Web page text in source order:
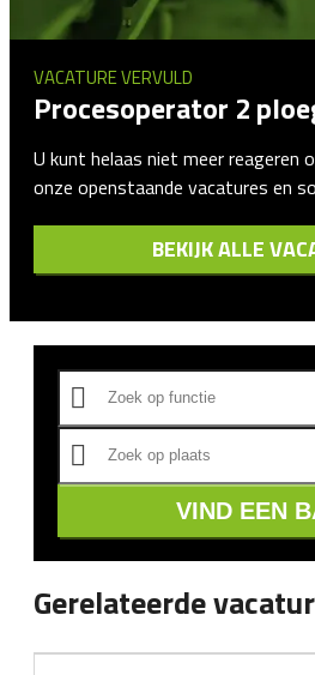
VACATURE VERVULD
Procesoperator 2
U kunt helaas niet meer reageren
onze openstaande vacatures en
BEKIJK ALLE
VIND EEN
Gerelateerde